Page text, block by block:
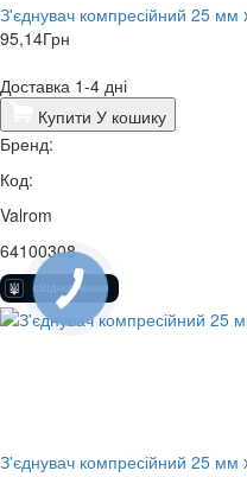
З'єднувач компресійний 25 мм
95,14Грн
Доставка 1-4 дні
Купити У кошику
Бренд:
Код:
Valrom
64100308
З'єднувач компресійний 25 мм
КНОПКА
ЗВ'ЯЗКУ